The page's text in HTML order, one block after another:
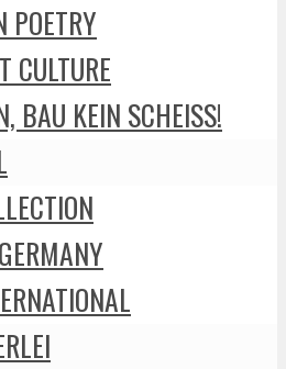
POETRY
CULTURE
BAU KEIN SCHEISS!